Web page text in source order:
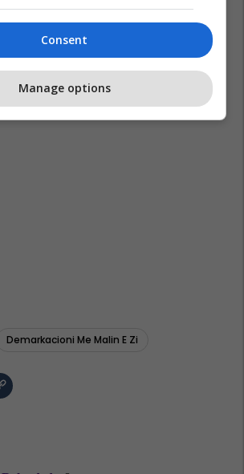
Demarkacioni Me Malin E Zi
Consent
Manage options